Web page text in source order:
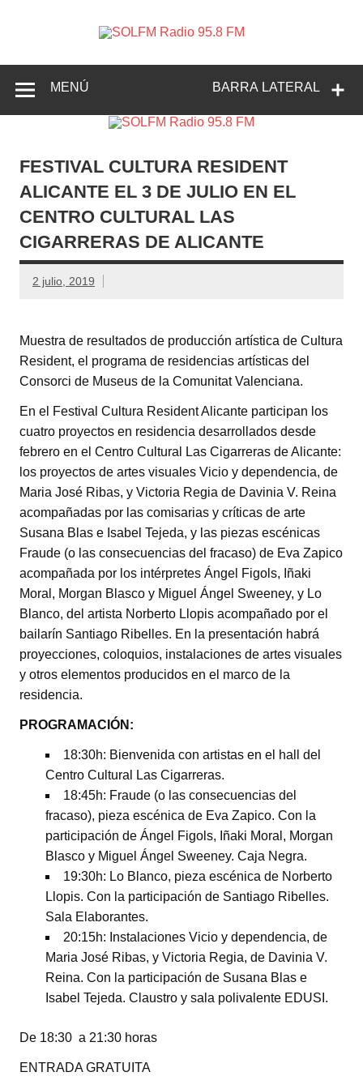
Radio
95.8 FM
Crevillente, Radio en Vega Baja y Radio en el Medio
BARRA LATERAL
MENÚ
FESTIVAL CULTURA RESIDENT
ALICANTE EL 3 DE JULIO EN EL
CENTRO CULTURAL LAS
CIGARRERAS DE ALICANTE
2 julio, 2019
Muestra de resultados de producción artística de Cultura
Resident, el programa de residencias artísticas del
Consorci de Museus de la Comunitat Valenciana.
En el Festival Cultura Resident Alicante participan los
cuatro proyectos en residencia desarrollados desde
febrero en el Centro Cultural Las Cigarreras de Alicante:
los proyectos de artes visuales Vicio y dependencia, de
Maria José Ribas, y Victoria Regia de Davinia V. Reina
acompañadas por las comisarias y críticas de arte
Susana Blas e Isabel Tejeda, y las piezas escénicas
Fraude (o las consecuencias del fracaso) de Eva Zapico
acompañada por los intérpretes Ángel Figols, Iñaki
Moral, Morgan Blasco y Miguel Ángel Sweeney, y Lo
Blanco, del artista Norberto Llopis acompañado por el
bailarín Santiago Ribelles. En la presentación habrá
proyecciones, coloquios, instalaciones de artes visuales
y otros elementos producidos en el marco de la
residencia.
PROGRAMACIÓN:
18:30h: Bienvenida con artistas en el hall del
Centro Cultural Las Cigarreras.
18:45h: Fraude (o las consecuencias del
fracaso), pieza escénica de Eva Zapico. Con la
participación de Ángel Figols, Iñaki Moral, Morgan
Blasco y Miguel Ángel Sweeney. Caja Negra.
19:30h: Lo Blanco, pieza escénica de Norberto
Llopis. Con la participación de Santiago Ribelles.
Sala Elaborantes.
20:15h: Instalaciones Vicio y dependencia, de
Maria José Ribas, y Victoria Regia, de Davinia V.
Reina. Con la participación de Susana Blas e
Isabel Tejeda. Claustro y sala polivalente EDUSI.
De 18:30 a 21:30 horas
ENTRADA GRATUITA